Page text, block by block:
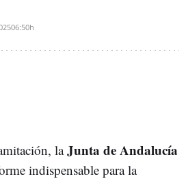
06:50h
laJunta de Andalucía
indispensable para la